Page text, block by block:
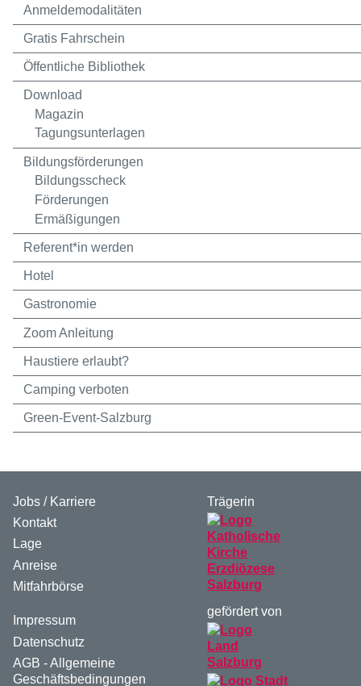
Anmeldemodalitäten
Gratis Fahrschein
Öffentliche Bibliothek
Download
Magazin
Tagungsunterlagen
Bildungsförderungen
Bildungsscheck
Förderungen
Ermäßigungen
Referent*in werden
Hotel
Gastronomie
Zoom Anleitung
Haustiere erlaubt?
Camping verboten
Green-Event-Salzburg
Jobs / Karriere
Kontakt
Lage
Anreise
Mitfahrbörse
Impressum
Datenschutz
AGB - Allgemeine
Geschäftsbedingungen
Trägerin
gefördert von